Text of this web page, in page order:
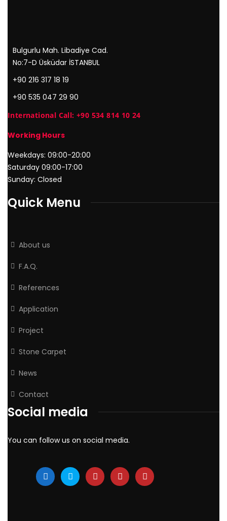
Bulgurlu Mah. Libadiye Cad.
No:7-D Üsküdar İSTANBUL
+90 216 317 18 19
+90 535 047 29 90
International Call: +90 534 814 10 24
Working Hours
Weekdays: 09:00-20:00
Saturday 09:00-17:00
Sunday: Closed
Quick Menu
About us
F.A.Q.
References
Application
Project
Stone Carpet
News
Contact
Social media
You can follow us on social media.